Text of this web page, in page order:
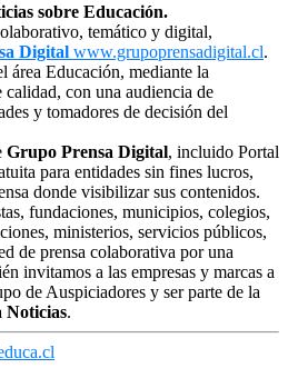
sobre Educación.
temático y digital,
Digital www.grupoprensadigital.cl.
área Educación, mediante la
con una audiencia de
y tomadores de decisión del
Grupo Prensa Digital, incluido Portal
para entidades sin fines lucros,
donde visibilizar sus contenidos.
fundaciones, municipios, colegios,
ministerios, servicios públicos,
de prensa colaborativa por una
invitamos a las empresas y marcas a
de Auspiciadores y ser parte de la
Noticias.